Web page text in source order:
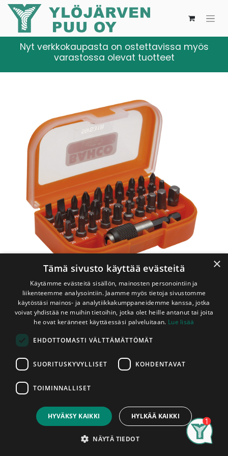
13,50€
Account
Nyt verkkokaupasta on ostettavissa myös
varastossa olevat tuotteet
Shop Bacho 31-osainen kärkisarja
Bacho 31-osainen kärkisarja
31-osainen kärkisarja
1/4" kärkipidin, hylsysovitin ja
vääntiö (DIN 3126-C6.3, ISO 1173).
×
Tämä sivusto käyttää evästeitä
Käytämme evästeitä sisällön, mainosten personointiin ja
liikenteemme analysointiin. Jaamme myös tietoja sivustomme
käytöstäsi mainos- ja analytiikkakumppaneidemme kanssa, jotka
voivat yhdistää ne muihin tietoihin, jotka olet heille antanut tai joita
he ovat keränneet käyttäessäsi palveluitaan. Lue lisää
EHDOTTOMASTI VÄLTTÄMÄTTÖMÄT
SUORITUSKYVYLLISET KOHDENTAVAT
TOIMINNALLISET
HYVÄKSY KAIKKI HYLKÄÄ KAIKKI
NÄYTÄ TIEDOT